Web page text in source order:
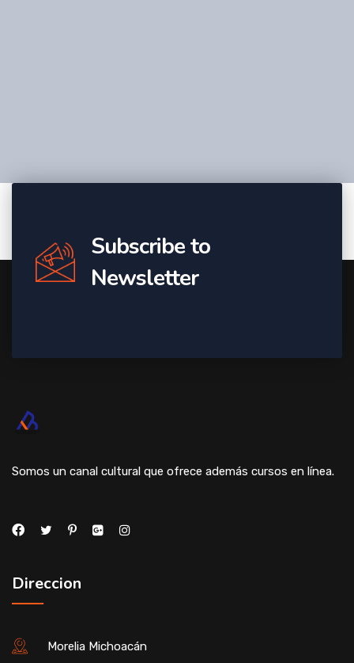
Subscribe to
Newsletter
Somos un canal cultural que ofrece además cursos en línea.
Direccion
Morelia Michoacán